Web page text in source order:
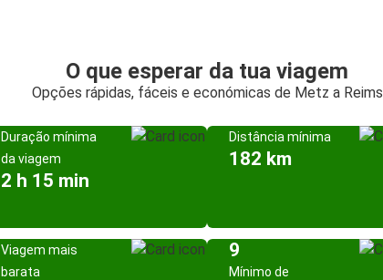
O que esperar da tua viagem
Opções rápidas, fáceis e económicas de Metz a Reims
Duração mínima
da viagem
2 h 15 min
Distância mínima
182 km
Viagem mais
barata
9
Mínimo de